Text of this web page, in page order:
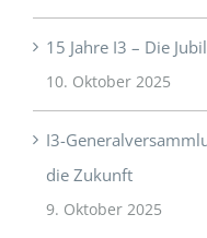
15 Jahre I3 – Die
10. Oktober 2025
I3-
die Zukunft
9. Oktober 2025